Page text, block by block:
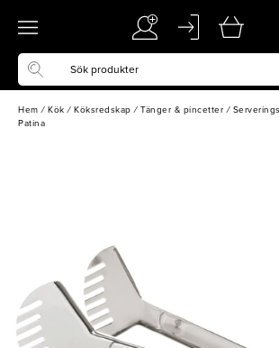
Hem / Kök / Köksredskap / Tänger & pincetter /
Patina